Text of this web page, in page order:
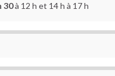
30à 12 h et 14 h à 17 h